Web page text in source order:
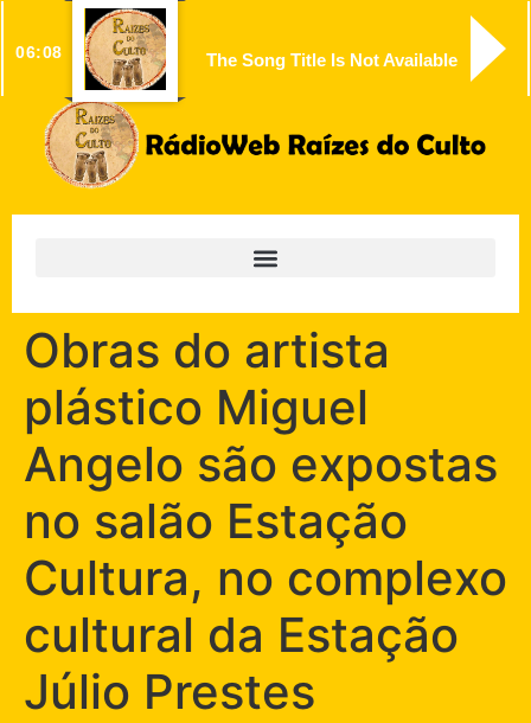
06:08 The Song Title Is Not Available
Obras do artista
plástico Miguel
Angelo são expostas
no salão Estação
Cultura, no complexo
cultural da Estação
Júlio Prestes